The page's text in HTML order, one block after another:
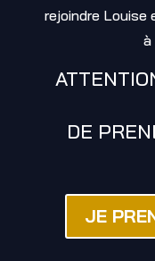
rejoindre Louise
à
DE
JE